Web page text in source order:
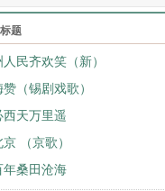
题
人民齐欢笑（新）
（锡剧戏歌）
西天万里遥
（京歌）
年桑田沧海